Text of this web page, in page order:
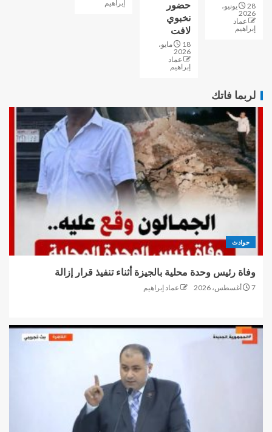
28 يونيو،
2026
عماد
إبراهيم
حضور
نخبوي
لافت
18 مايو،
2026
عماد
إبراهيم
إبراهيم
لربما فاتك
حوادث
وفاة رئيس وحدة محلية بالجيزة أثناء تنفيذ قرار إزالة
7 أغسطس، 2026 عماد إبراهيم